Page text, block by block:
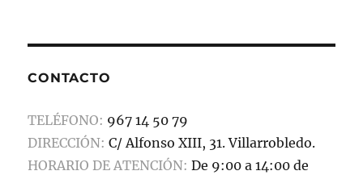
e
o
o
k
o
o
n
l
p
ir
CONTACTO
TELÉFONO: 967 14 50 79
DIRECCIÓN: C/ Alfonso XIII, 31. Villarrobledo.
HORARIO DE ATENCIÓN: De 9:00 a 14:00 de